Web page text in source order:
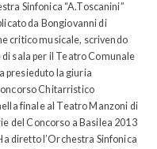
Sinfonica “A.Toscanini”
da Bongiovanni di
critico musicale, scrivendo
sala per il Teatro Comunale
presieduto la giuria
Chitarristico
finale al Teatro Manzoni di
del Concorso a Basilea 2013
diretto l’Orchestra Sinfonica